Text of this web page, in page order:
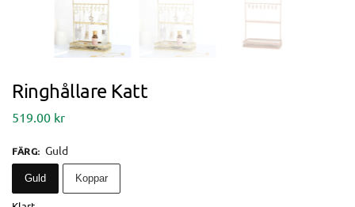
Ringhållare Katt
519.00 kr
FÄRG: Guld
Guld Koppar